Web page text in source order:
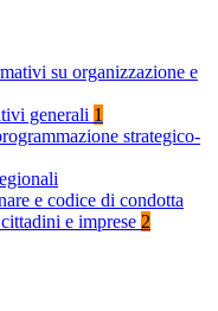
su organizzazione e
generali 1
strategico-
e codice di condotta
e imprese 2